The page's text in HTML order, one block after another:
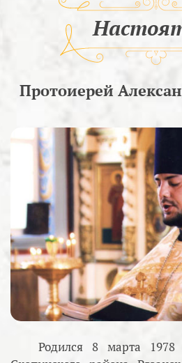
Протоиерей
Родился 8 марта 1978